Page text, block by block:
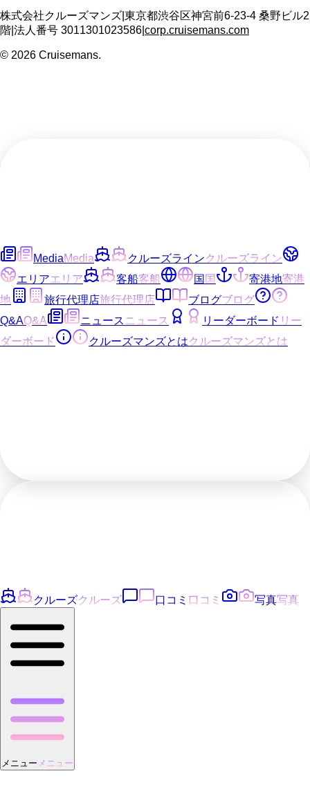
株式会社クルーズマンズ 東京都渋谷区神宮前6-23-4 桑野ビル2
階 法人番号 3011301023586 corp.cruisemans.com
© 2026 Cruisemans.
MediaMedia クルーズラインクルーズライン
エリアエリア 客船客船 国国 寄港地寄港
地
旅行代理店旅行代理店 ブログブログ
Q&AQ&A ニュース ニュース リーダーボード リー
ダーボード
クルーズマンズとはクルーズマンズとは
クルーズクルーズ 口コミ 口コミ 写真写真
メニュー メニュー